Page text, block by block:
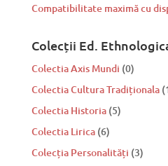
Compatibilitate maximă cu
Colecții Ed.
Colectia Axis Mundi (0)
Colectia Cultura Tradiționala
Colectia Historia (5)
Colectia Lirica (6)
Colecția Personalități (3)